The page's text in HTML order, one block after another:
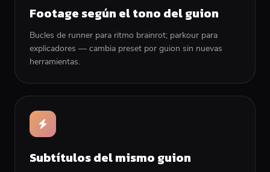
Footage según el tono del guion
Bucles de runner para ritmo brainrot; parkour para
explicadores — cambia preset por guion sin nuevas
herramientas.
Subtítulos del mismo guion